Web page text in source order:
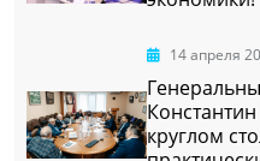
14 апреля
круглом